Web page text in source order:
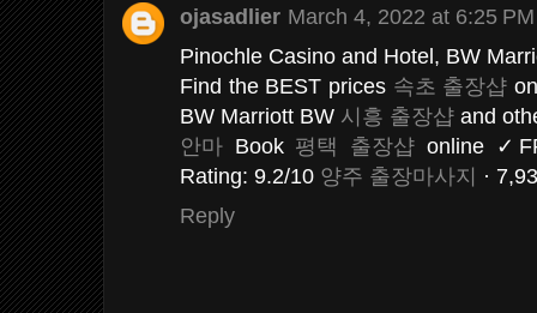
ojasadlier March 4, 2022 at 6:25 PM
Pinochle Casino and Hotel, BW
Find the BEST prices 속초 출장샵
BW Marriott BW 시흥 출장샵 and
안마 Book 평택 출장샵 online
Rating: 9.2/10 양주 출장마사지
·
Reply